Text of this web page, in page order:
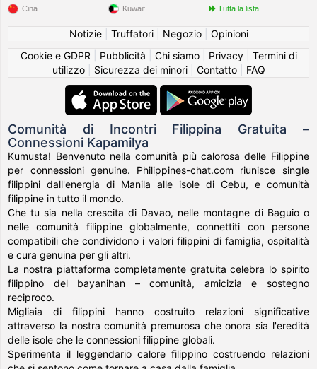
Cina Kuwait Tutta la lista
Notizie| Truffatori| Negozio| Opinioni
Cookie e GDPR
Pubblicità Chi siamo| Privacy| Termini di
utilizzo| Sicurezza dei minori| Contatto| FAQ
Comunità di Incontri Filippina Gratuita –
Connessioni Kapamilya
Kumusta! Benvenuto nella comunità più calorosa delle Filippine
per connessioni genuine. Philippines-chat.com riunisce single
filippini dall'energia di Manila alle isole di Cebu, e comunità
filippine in tutto il mondo.
Che tu sia nella crescita di Davao, nelle montagne di Baguio o
nelle comunità filippine globalmente, connettiti con persone
compatibili che condividono i valori filippini di famiglia, ospitalità
e cura genuina per gli altri.
La nostra piattaforma completamente gratuita celebra lo spirito
filippino del bayanihan – comunità, amicizia e sostegno
reciproco.
Migliaia di filippini hanno costruito relazioni significative
attraverso la nostra comunità premurosa che onora sia l'eredità
delle isole che le connessioni filippine globali.
Sperimenta il leggendario calore filippino costruendo relazioni